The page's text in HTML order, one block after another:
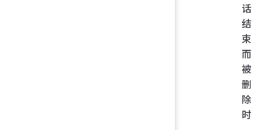
话
结
束
而
被
删
除
时